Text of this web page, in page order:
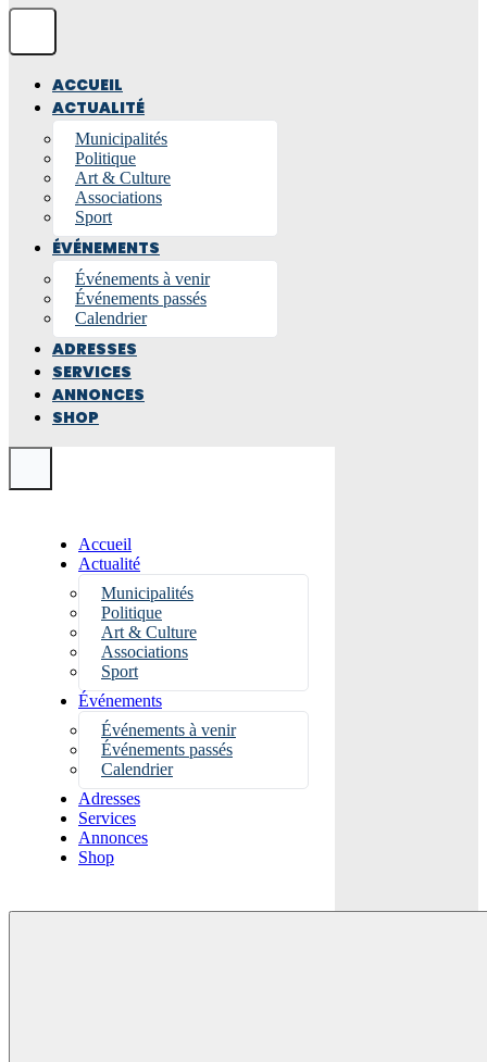
ACCUEIL
ACTUALITÉ
Municipalités
Politique
Art & Culture
Associations
Sport
ÉVÉNEMENTS
Événements à venir
Événements passés
Calendrier
ADRESSES
SERVICES
ANNONCES
SHOP
Accueil
Actualité
Municipalités
Politique
Art & Culture
Associations
Sport
Événements
Événements à venir
Événements passés
Calendrier
Adresses
Services
Annonces
Shop